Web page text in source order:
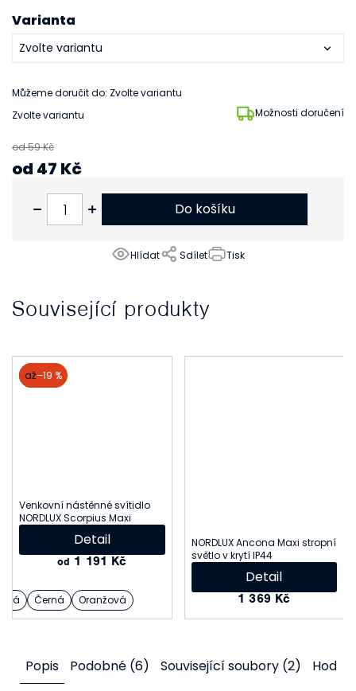
Zvolte variantu Možnosti doručení
Varianta
Můžeme doručit do: Zvolte variantu
Tisk
Hlídat Sdílet
od 59 Kč
od 47 Kč
Do košíku
Související produkty
akce
až–19 %
Venkovní nástěnné svítidlo
NORDLUX Scorpius Maxi
od 1 191 Kč
Detail
Bílá Černá Oranžová
NORDLUX Ancona Maxi stropní
světlo v krytí IP44
1 369 Kč
Detail
Popis Podobné (6) Související soubory (2)